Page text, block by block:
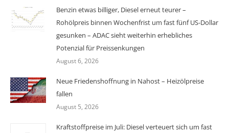
Benzin etwas billiger, Diesel erneut teurer –
Rohölpreis binnen Wochenfrist um fast fünf US-Dollar
gesunken – ADAC sieht weiterhin erhebliches
Potenzial für Preissenkungen
August 6, 2026
Neue Friedenshoffnung in Nahost – Heizölpreise
fallen
August 5, 2026
Kraftstoffpreise im Juli: Diesel verteuert sich um fast